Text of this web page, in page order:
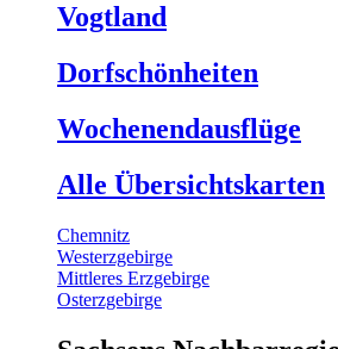
Vogtland
Dorfschönheiten
Wochenendausflüge
Alle Übersichtskarten
Chemnitz
Westerzgebirge
Mittleres Erzgebirge
Osterzgebirge